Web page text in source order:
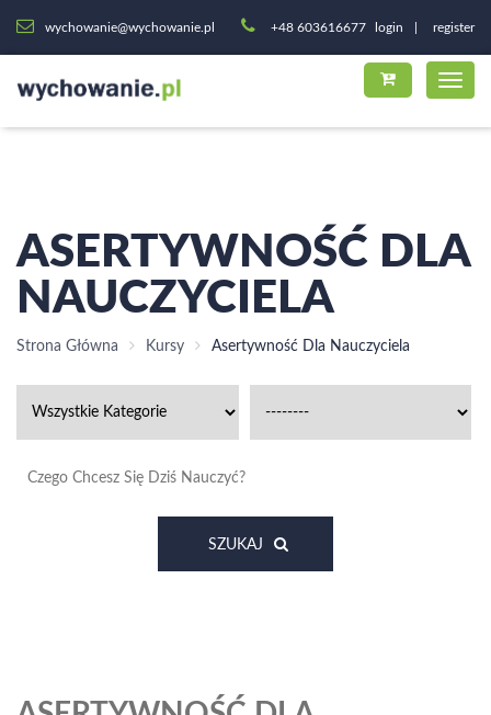
wychowanie@wychowanie.pl +48 603616677 login register
ASERTYWNOŚĆ DLA
NAUCZYCIELA
Strona Główna Kursy Asertywność Dla Nauczyciela
SZUKAJ